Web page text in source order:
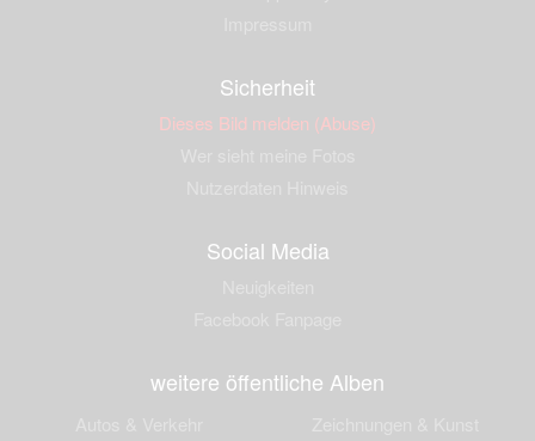
Sicherheit
Dieses Bild melden (Abuse)
Social Media
weitere öffentliche Alben